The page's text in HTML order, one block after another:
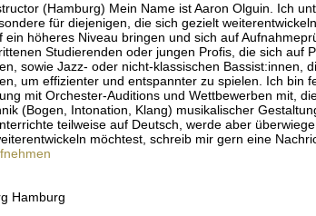
(Hamburg) Mein Name ist Aaron Olguin. Ich
für diejenigen, die sich gezielt
ein höheres Niveau bringen und sich auf
Studierenden oder jungen Profis, die sich auf
sowie Jazz- oder nicht-klassischen Bassist:innen,
um effizienter und entspannter zu spielen. Ich bin
mit Orchester-Auditions und Wettbewerben mit,
(Bogen, Intonation, Klang) musikalischer
teilweise auf Deutsch, werde aber
möchtest, schreib mir gern eine
Hamburg